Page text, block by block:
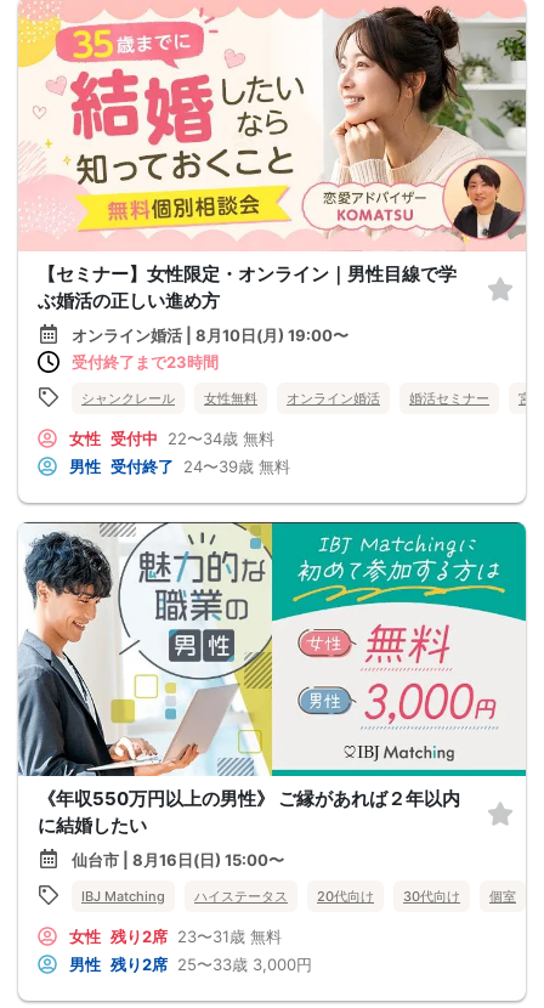
【セミナー】女性限定・オンライン｜男性目線で学
ぶ婚活の正しい進め方
オンライン婚活 | 8月10日(月) 19:00〜
受付終了まで23時間
シャンクレール 女性無料 オンライン婚活 婚活セミナー 宮
女性 受付中 22〜34歳 無料
男性 受付終了 24〜39歳 無料
《年収550万円以上の男性》 ご縁があれば２年以内
に結婚したい
仙台市 | 8月16日(日) 15:00〜
IBJ Matching ハイステータス 20代向け 30代向け 個室
女性 残り2席 23〜31歳 無料
男性 残り2席 25〜33歳 3,000円